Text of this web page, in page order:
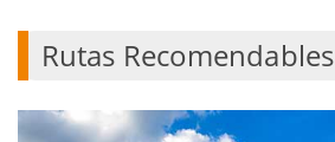
Rutas Recomendables